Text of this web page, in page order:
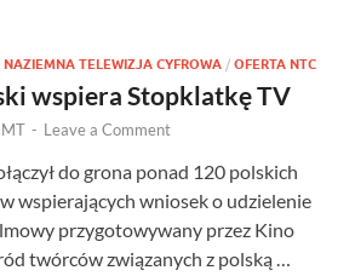
NAZIEMNA TELEWIZJA CYFROWA / OFERTA NTC
wspiera Stopklatkę TV
MT - Leave a Comment
do grona ponad 120 polskich
wspierających wniosek o udzielenie
przygotowywany przez Kino
twórców związanych z polską …